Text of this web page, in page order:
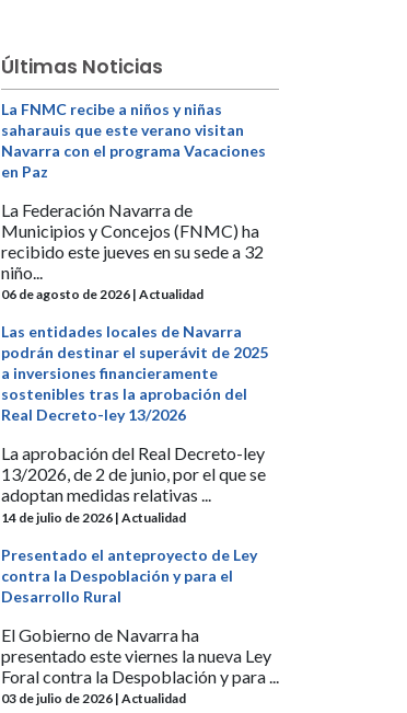
Últimas Noticias
La FNMC recibe a niños y niñas
saharauis que este verano visitan
Navarra con el programa Vacaciones
en Paz
La Federación Navarra de
Municipios y Concejos (FNMC) ha
recibido este jueves en su sede a 32
niño...
06 de agosto de 2026 | Actualidad
Las entidades locales de Navarra
podrán destinar el superávit de 2025
a inversiones financieramente
sostenibles tras la aprobación del
Real Decreto-ley 13/2026
La aprobación del Real Decreto-ley
13/2026, de 2 de junio, por el que se
adoptan medidas relativas ...
14 de julio de 2026 | Actualidad
Presentado el anteproyecto de Ley
contra la Despoblación y para el
Desarrollo Rural
El Gobierno de Navarra ha
presentado este viernes la nueva Ley
Foral contra la Despoblación y para ...
03 de julio de 2026 | Actualidad